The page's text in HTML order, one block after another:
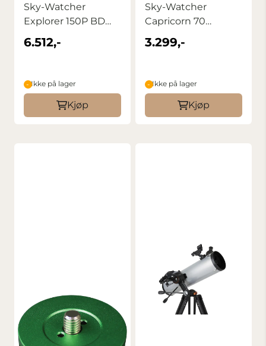
Sky-Watcher
Explorer 150P BD
f/750 Tube m. Utstyr
6.512,-
Ikke på lager
Kjøp
Sky-Watcher
Capricorn 70
70/900EQ
3.299,-
Ikke på lager
Kjøp